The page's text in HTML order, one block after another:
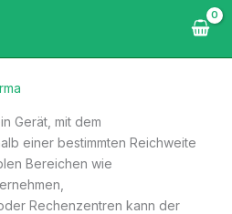
Gerät, mit dem
einer bestimmten Reichweite
Bereichen wie
Rechenzentren kann der